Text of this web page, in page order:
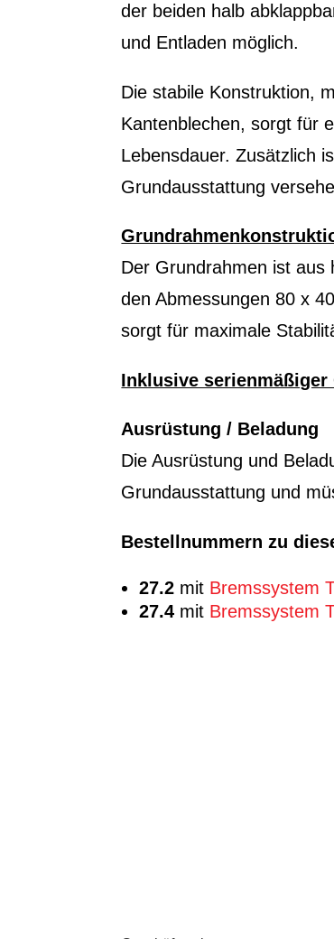
der beiden halb
und Entladen möglich.
Die stabile Konstruktion,
Kantenblechen, sorgt für
Lebensdauer. Zusätzlich
Grundausstattung
Der Grundrahmen ist aus
den Abmessungen 80 x
sorgt für maximale
Inklusive
Ausrüstung / Beladung
Die Ausrüstung und
Grundausstattung und
Bestellnummern zu
27.2 mit Bremssystem
27.4 mit Bremssystem